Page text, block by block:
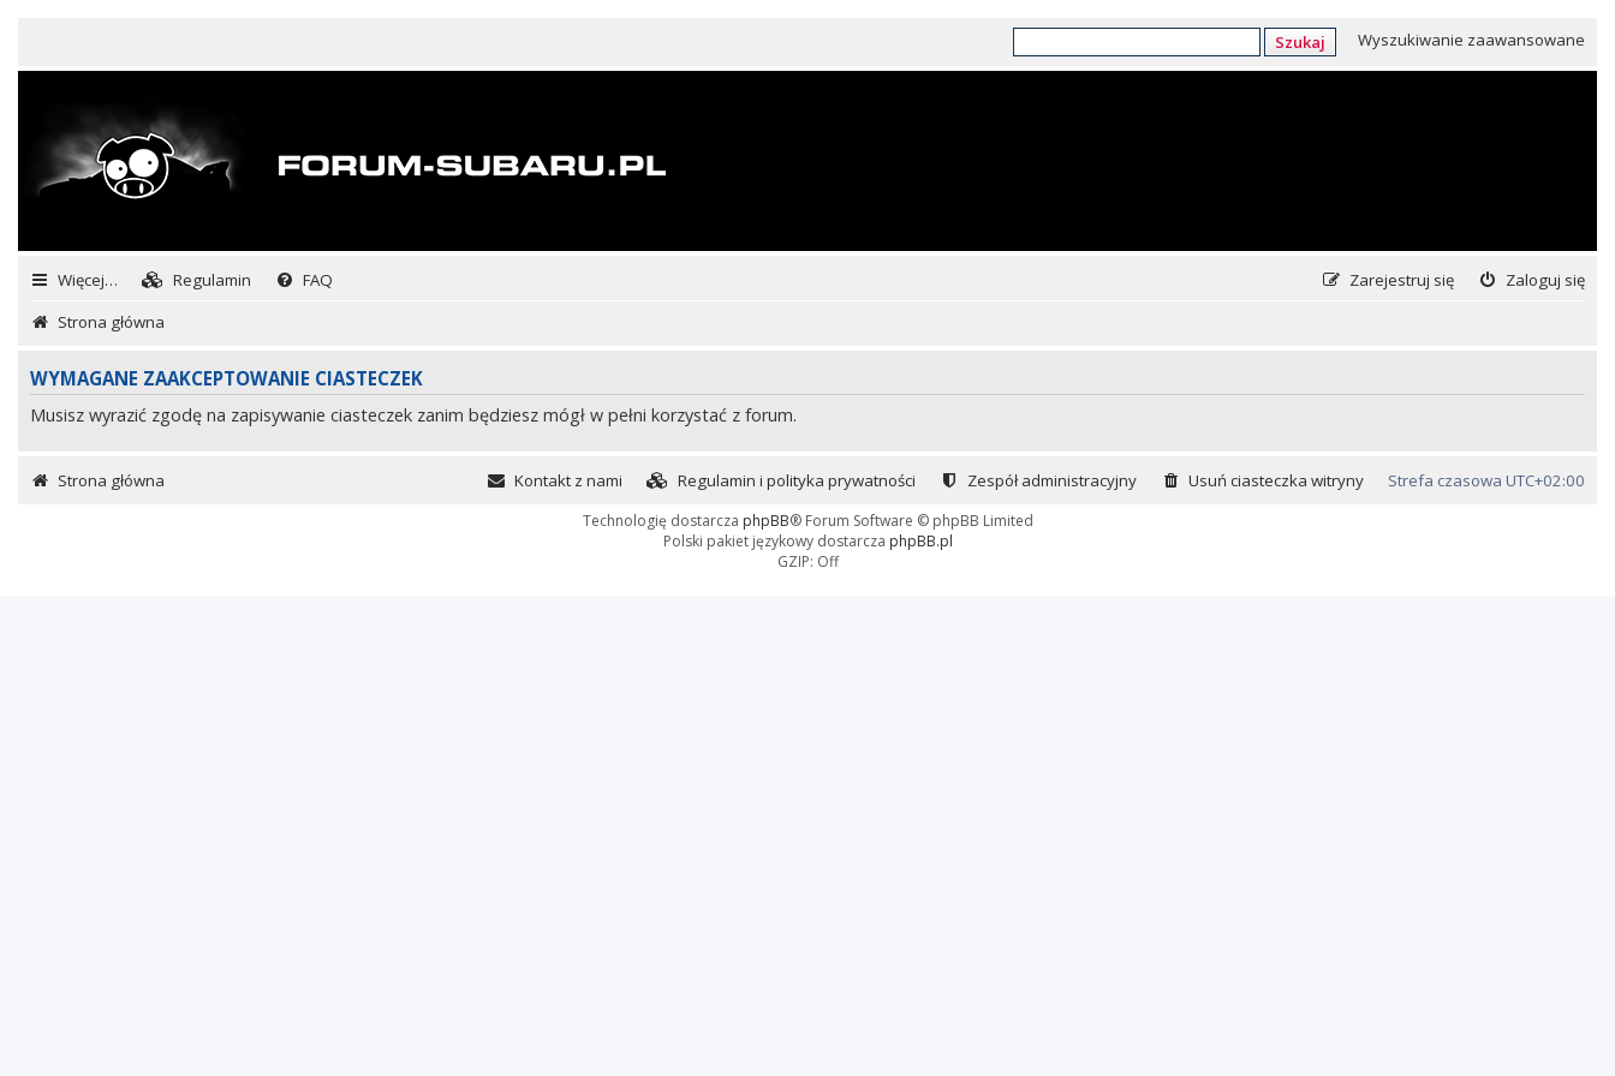
Szukaj Wyszukiwanie zaawansowane
Więcej… Regulamin FAQ Zaloguj się
Zarejestruj się
Strona główna
WYMAGANE ZAAKCEPTOWANIE CIASTECZEK
Musisz wyrazić zgodę na zapisywanie ciasteczek zanim będziesz mógł w pełni korzystać z forum.
Strona główna Strefa czasowa UTC+02:00
Usuń ciasteczka witryny
Zespół administracyjny
Regulamin i polityka prywatności
Kontakt z nami
Technologię dostarcza phpBB® Forum Software © phpBB Limited
Polski pakiet językowy dostarcza phpBB.pl
GZIP: Off